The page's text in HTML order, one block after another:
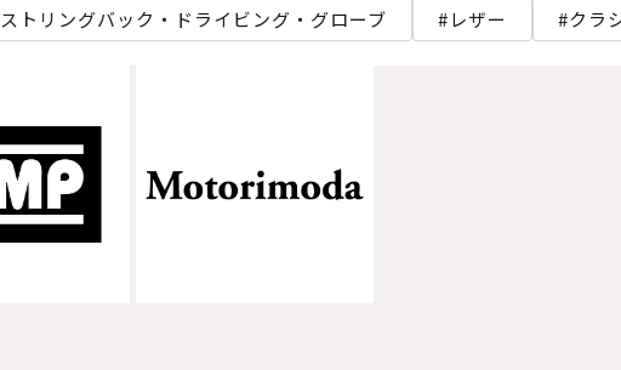
ストリングバック・ドライビング・グローブ レザー クラ